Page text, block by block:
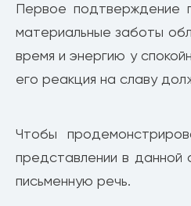
Первое подтверждение
материальные заботы
время и энергию у
его реакция на славу
Чтобы
представлении в данной
письменную речь.